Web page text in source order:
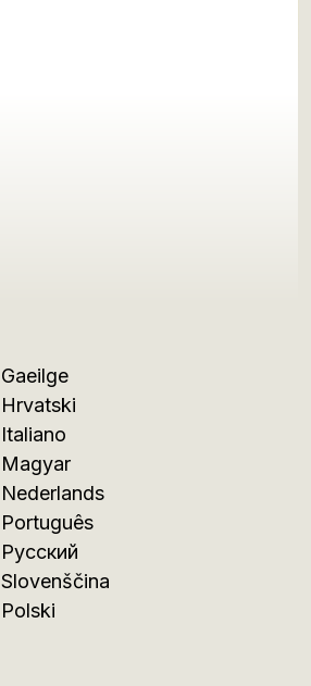
Gaeilge
Hrvatski
Italiano
Magyar
Nederlands
Português
Русский
Slovenščina
Polski